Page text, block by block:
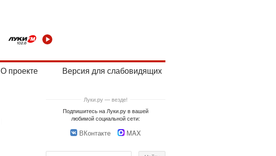
О проекте Версия для слабовидящих
Луки.ру — везде!
Подпишитесь на Луки.ру в вашей
любимой социальной сети:
ВКонтакте MAX